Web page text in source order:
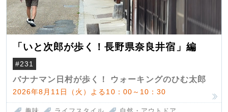
「いと次郎が歩く！長野県奈良井宿」編
#231
バナナマン日村が歩く！ ウォーキングのひむ太郎
2026年8月11日（火）よる10：00～10：30